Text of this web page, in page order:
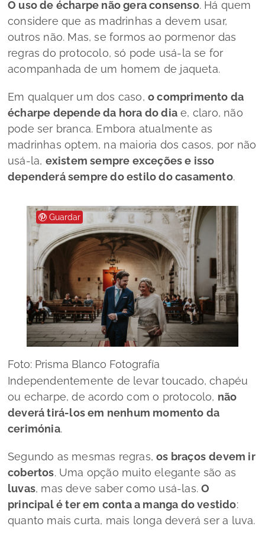
O uso de écharpe não gera consenso. Há quem
considere que as madrinhas a devem usar,
outros não. Mas, se formos ao pormenor das
regras do protocolo, só pode usá-la se for
acompanhada de um homem de jaqueta.
Em qualquer um dos caso, o comprimento da
écharpe depende da hora do dia e, claro, não
pode ser branca. Embora atualmente as
madrinhas optem, na maioria dos casos, por não
usá-la, existem sempre exceções e isso
dependerá sempre do estilo do casamento.
Guardar
Foto: Prisma Blanco Fotografía
Independentemente de levar toucado, chapéu
ou echarpe, de acordo com o protocolo, não
deverá tirá-los em nenhum momento da
cerimónia.
Segundo as mesmas regras,os braços devem ir
cobertos. Uma opção muito elegante são as
luvas, mas deve saber como usá-las.O
principal é ter em conta a manga do vestido:
quanto mais curta, mais longa deverá ser a luva.